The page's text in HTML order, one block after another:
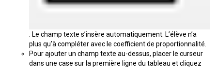
. Le champ texte s’insère automatiquement. L’élève n’a
plus qu’à compléter avec le coefficient de proportionnalité.
Pour ajouter un champ texte au-dessus, placer le curseur
dans une case sur la première ligne du tableau et cliquez